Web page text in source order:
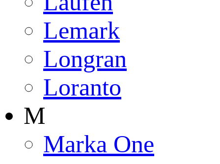
Lemark
Longran
Loranto
M
Marka One